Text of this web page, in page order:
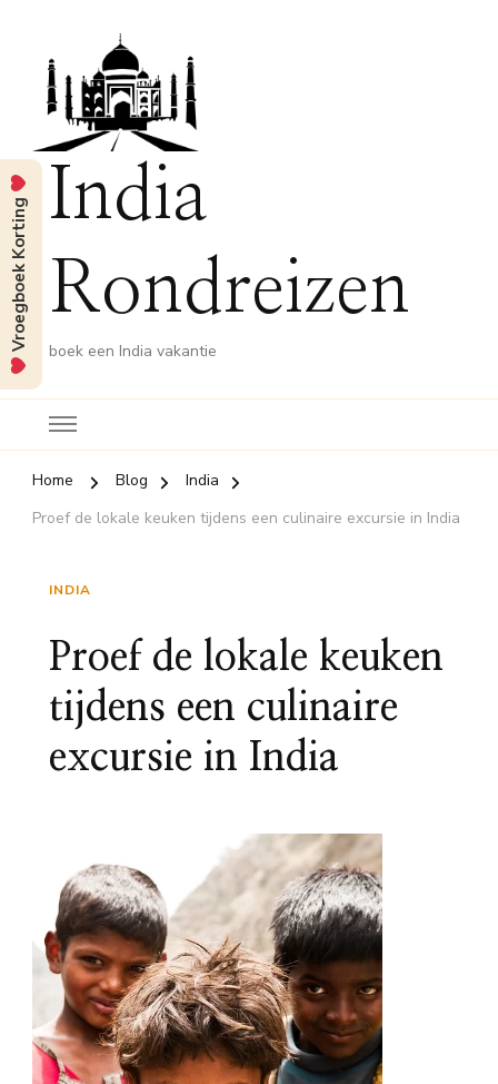
India
Rondreizen
boek een India vakantie
Home Blog
India
Proef de lokale keuken tijdens een culinaire excursie in India
INDIA
Proef de lokale keuken
tijdens een culinaire
excursie in India
Vroegboek Korting